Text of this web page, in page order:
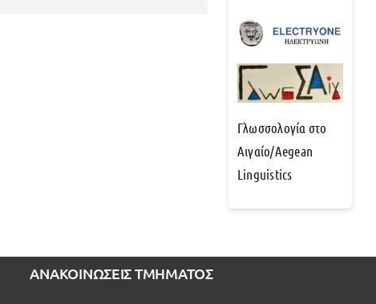
Γλωσσολογία στο
Αιγαίο/Aegean
Linguistics
ΑΝΑΚΟΙΝΩΣΕΙΣ ΤΜΗΜΑΤΟΣ